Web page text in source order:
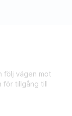
följ vägen mot
för tillgång till